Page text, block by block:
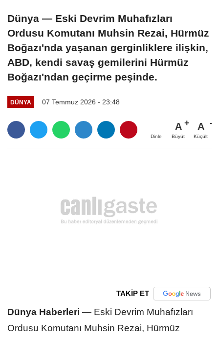
Dünya — Eski Devrim Muhafızları
Ordusu Komutanı Muhsin Rezai, Hürmüz
Boğazı'nda yaşanan gerginliklere ilişkin,
ABD, kendi savaş gemilerini Hürmüz
Boğazı'ndan geçirme peşinde.
DÜNYA 07 Temmuz 2026 - 23:48
Dinle
A
Büyüt
A
Küçült
TAKİP ET
Dünya Haberleri — Eski Devrim Muhafızları
Ordusu Komutanı Muhsin Rezai, Hürmüz